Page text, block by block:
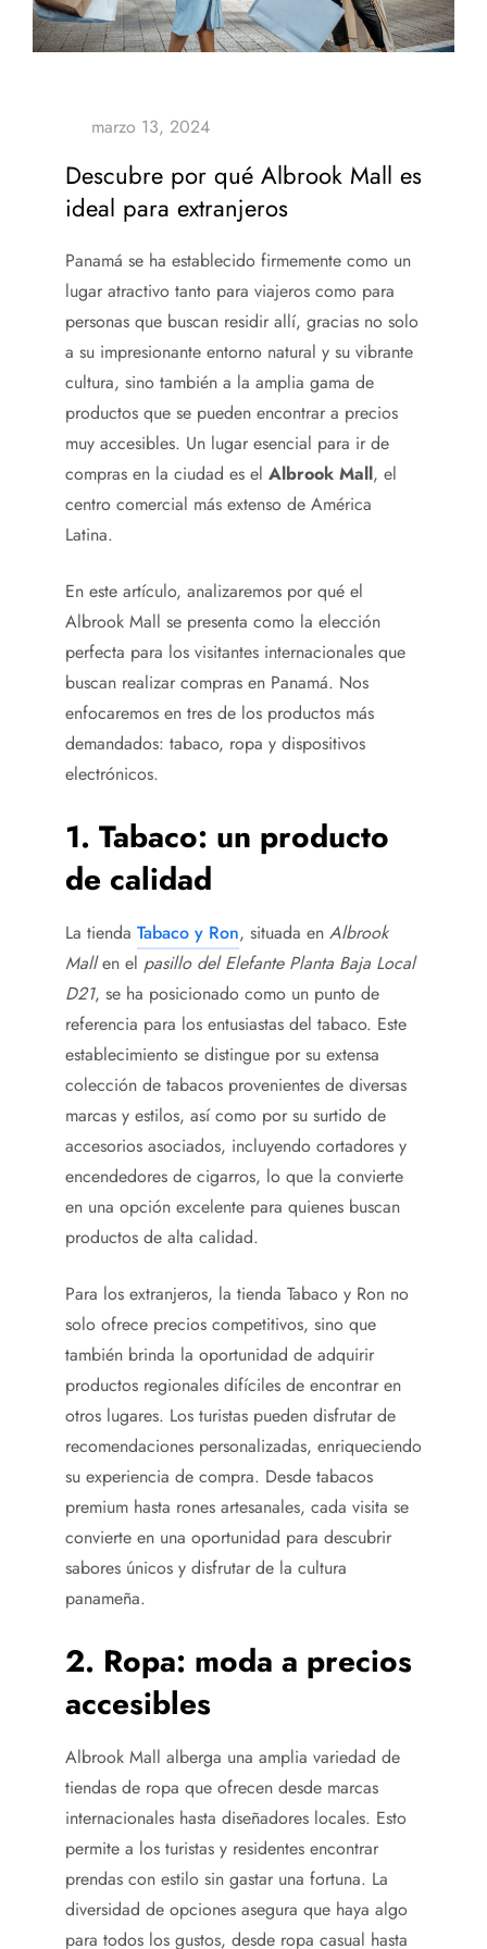
Descubre por qué Albrook Mall es
ideal para extranjeros
Panamá se ha establecido firmemente como un
lugar atractivo tanto para viajeros como para
personas que buscan residir allí, gracias no solo
a su impresionante entorno natural y su vibrante
cultura, sino también a la amplia gama de
productos que se pueden encontrar a precios
muy accesibles. Un lugar esencial para ir de
compras en la ciudad es el Albrook Mall, el
centro comercial más extenso de América
Latina.
En este artículo, analizaremos por qué el
Albrook Mall se presenta como la elección
perfecta para los visitantes internacionales que
buscan realizar compras en Panamá. Nos
enfocaremos en tres de los productos más
demandados: tabaco, ropa y dispositivos
electrónicos.
1. Tabaco: un producto
de calidad
La tienda Tabaco y Ron, situada en Albrook
Mallen el pasillo del Elefante Planta Baja Local
D21, se ha posicionado como un punto de
referencia para los entusiastas del tabaco. Este
establecimiento se distingue por su extensa
colección de tabacos provenientes de diversas
marcas y estilos, así como por su surtido de
accesorios asociados, incluyendo cortadores y
encendedores de cigarros, lo que la convierte
en una opción excelente para quienes buscan
productos de alta calidad.
Para los extranjeros, la tienda Tabaco y Ron no
solo ofrece precios competitivos, sino que
también brinda la oportunidad de adquirir
productos regionales difíciles de encontrar en
otros lugares. Los turistas pueden disfrutar de
recomendaciones personalizadas, enriqueciendo
su experiencia de compra. Desde tabacos
premium hasta rones artesanales, cada visita se
convierte en una oportunidad para descubrir
sabores únicos y disfrutar de la cultura
panameña.
2. Ropa: moda a precios
accesibles
Albrook Mall alberga una amplia variedad de
tiendas de ropa que ofrecen desde marcas
internacionales hasta diseñadores locales. Esto
permite a los turistas y residentes encontrar
prendas con estilo sin gastar una fortuna. La
diversidad de opciones asegura que haya algo
para todos los gustos, desde ropa casual hasta